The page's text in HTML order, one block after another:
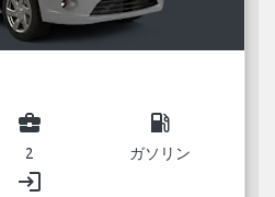
business_center
2
local_gas_station
ガソリン
login